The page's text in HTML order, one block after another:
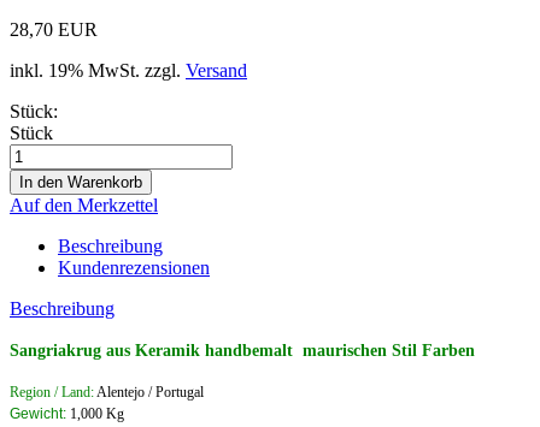
28,70 EUR
inkl. 19% MwSt. zzgl. Versand
Stück:
Stück
Auf den Merkzettel
Beschreibung
Kundenrezensionen
Beschreibung
Sangriakrug aus Keramik handbemalt maurischen Stil Farben
Region / Land:Alentejo / Portugal
Gewicht: 1,000 Kg